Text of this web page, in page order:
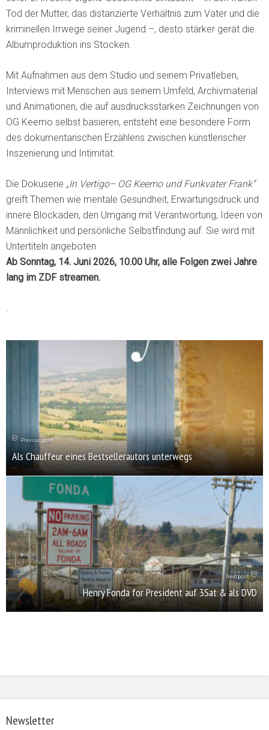
Tod der Mutter, das distanzierte Verhältnis zum Vater und die
kriminellen Irrwege seiner Jugend –, desto stärker gerät die
Albumproduktion ins Stocken.
Mit Aufnahmen aus dem Studio und seinem Privatleben,
Interviews mit Menschen aus seinem Umfeld, Archivmaterial
und Animationen, die auf ausdrucksstarken Zeichnungen von
OG Keemo selbst basieren, entsteht eine besondere Form
des dokumentarischen Erzählens zwischen künstlerischer
Inszenierung und Intimität.
Die Dokuserie „In Vertigo– OG Keemo und Funkvater Frank“
greift Themen wie mentale Gesundheit, Erwartungsdruck und
innere Blockaden, den Umgang mit Verantwortung, Ideen von
Männlichkeit und persönliche Selbstfindung auf. Sie wird mit
Untertiteln angeboten
Ab Sonntag, 14. Juni 2026, 10.00 Uhr, alle Folgen zwei Jahre
lang im ZDF streamen.
.
Previous post
Als Chauffeur eines Bestsellerautors unterwegs
Next post
Henry Fonda for President auf 3Sat & als DVD
Newsletter